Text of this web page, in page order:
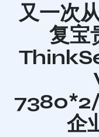
又一次
复宝
企